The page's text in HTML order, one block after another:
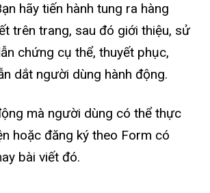
hãy tiến hành tung ra hàng
trên trang, sau đó giới thiệu, sử
chứng cụ thể, thuyết phục,
dắt người dùng hành động.
mà người dùng có thể thực
hoặc đăng ký theo Form có
bài viết đó.